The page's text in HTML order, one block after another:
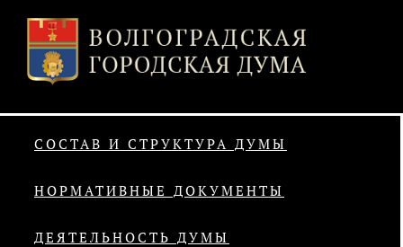
СОСТАВ И СТРУКТУРА ДУМЫ
НОРМАТИВНЫЕ ДОКУМЕНТЫ
ДЕЯТЕЛЬНОСТЬ ДУМЫ